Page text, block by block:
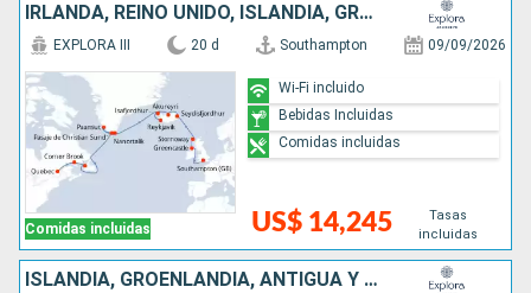
IRLANDA, REINO UNIDO, ISLANDIA, GROENLANDIA, CANADÁ
Comidas incluidas
EXPLORA III 20 d Southampton 09/09/2026
US$ 14,245
Tasas
incluidas
Wi-Fi incluido
Bebidas Incluidas
Comidas incluidas
ISLANDIA, GROENLANDIA, ANTIGUA Y BARBUDA, ESTADOS UNIDOS, CANADÁ